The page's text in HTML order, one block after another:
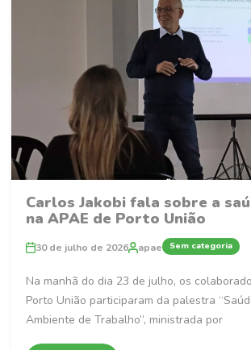
Carlos Jakobi fala sobre a
na APAE de Porto União
30 de julho de 2026 apae Sem categoria
Na manhã do dia 23 de julho, os
Porto União participaram da palestra
Ambiente de Trabalho”, ministrada por